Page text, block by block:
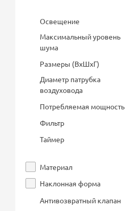
Освещение
Максимальный уровень
шума
Размеры (ВхШхГ)
Диаметр патрубка
воздуховода
Потребляемая мощность
Фильтр
Таймер
Материал
Наклонная форма
Антивозвратный клапан